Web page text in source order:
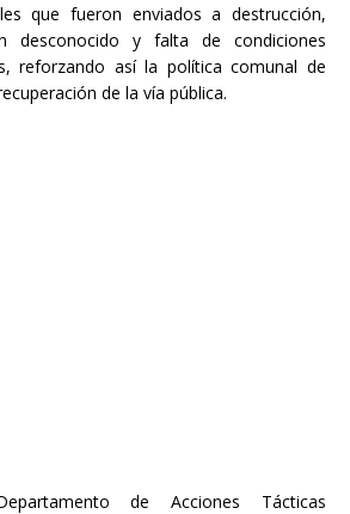
que fueron enviados a destrucción,
desconocido y falta de condiciones
reforzando así la política comunal de
de la vía pública.
de Acciones Tácticas